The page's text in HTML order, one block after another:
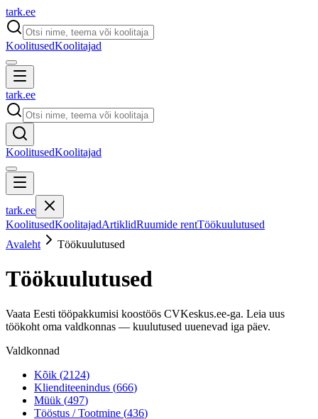
tark.ee
KoolitusedKoolitajad
tark.ee
KoolitusedKoolitajad
tark.ee
KoolitusedKoolitajadArtiklidRuumide rentTöökuulutused
Avaleht
Töökuulutused
Töökuulutused
Vaata Eesti tööpakkumisi koostöös CVKeskus.ee-ga. Leia uus
töökoht oma valdkonnas — kuulutused uuenevad iga päev.
Valdkonnad
Kõik (2124)
Klienditeenindus (666)
Müük (497)
Tööstus / Tootmine (436)